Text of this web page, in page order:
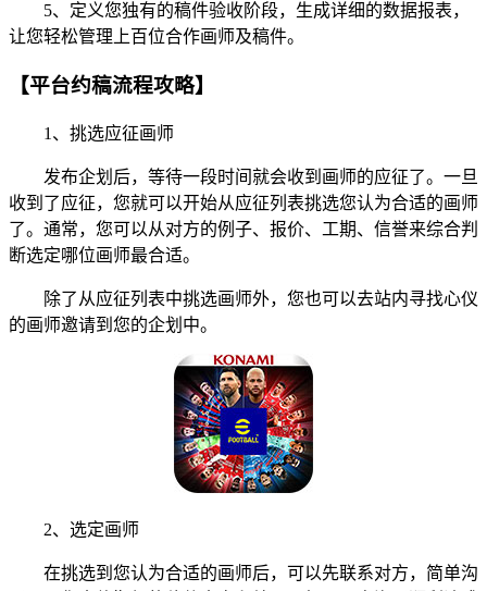
5、定义您独有的稿件验收阶段，生成详细的数据报表，
让您轻松管理上百位合作画师及稿件。
【平台约稿流程攻略】
1、挑选应征画师
发布企划后，等待一段时间就会收到画师的应征了。一旦
收到了应征，您就可以开始从应征列表挑选您认为合适的画师
了。通常，您可以从对方的例子、报价、工期、信誉来综合判
断选定哪位画师最合适。
除了从应征列表中挑选画师外，您也可以去站内寻找心仪
的画师邀请到您的企划中。
2、选定画师
在挑选到您认为合适的画师后，可以先联系对方，简单沟